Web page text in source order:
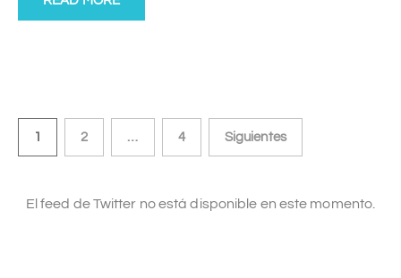
1 2 … 4 Siguientes
El feed de Twitter no está disponible en este momento.